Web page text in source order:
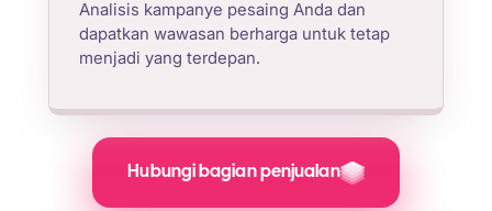
Analisis kampanye pesaing Anda dan
dapatkan wawasan berharga untuk tetap
menjadi yang terdepan.
Hubungi bagian penjualan